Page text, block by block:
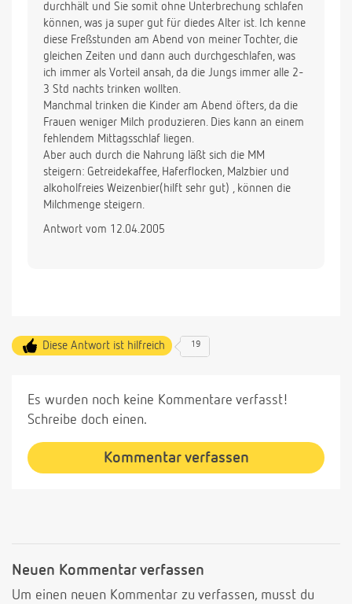
durchhält und Sie somit ohne Unterbrechung schlafen
können, was ja super gut für diedes Alter ist. Ich kenne
diese Freßstunden am Abend von meiner Tochter, die
gleichen Zeiten und dann auch durchgeschlafen, was
ich immer als Vorteil ansah, da die Jungs immer alle 2-
3 Std nachts trinken wollten.
Manchmal trinken die Kinder am Abend öfters, da die
Frauen weniger Milch produzieren. Dies kann an einem
fehlendem Mittagsschlaf liegen.
Aber auch durch die Nahrung läßt sich die MM
steigern: Getreidekaffee, Haferflocken, Malzbier und
alkoholfreies Weizenbier(hilft sehr gut) , können die
Milchmenge steigern.
Antwort vom 12.04.2005
Diese Antwort ist hilfreich 19
Es wurden noch keine Kommentare verfasst!
Schreibe doch einen.
Kommentar verfassen
Neuen Kommentar verfassen
Um einen neuen Kommentar zu verfassen, musst du